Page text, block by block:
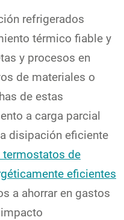
refrigerados
térmico fiable y
y procesos en
de materiales o
de estas
a carga parcial
disipación eficiente
termostatos de
eficientes
a ahorrar en gastos